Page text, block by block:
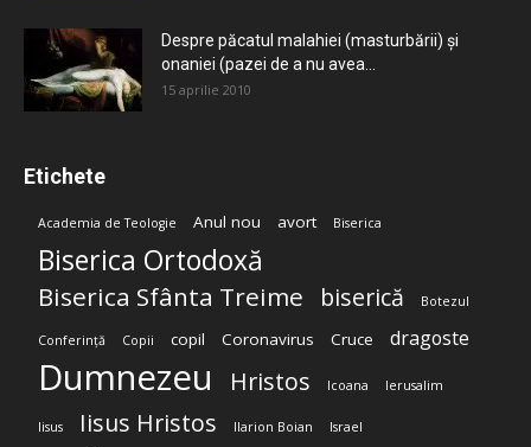
Despre păcatul malahiei (masturbării) şi
onaniei (pazei de a nu avea...
15 aprilie 2010
Etichete
Academia de Teologie Anul nou avort Biserica
Biserica Ortodoxă
Biserica Sfânta Treime biserică Botezul
Conferință Copii copil Coronavirus Cruce dragoste
Dumnezeu Hristos Icoana Ierusalim
Iisus Iisus Hristos Ilarion Boian Israel